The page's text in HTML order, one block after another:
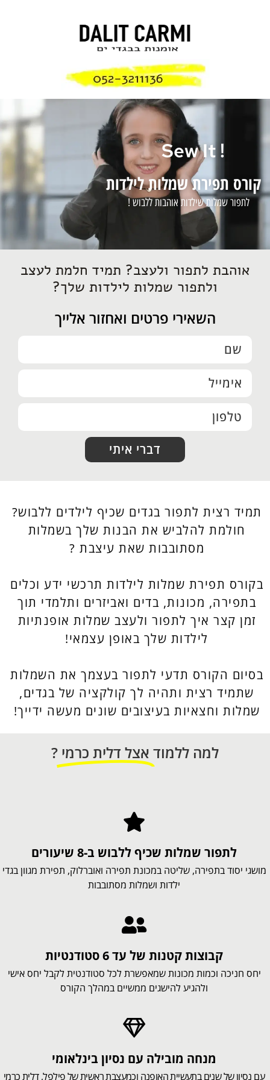
! Sew It
קורס תפירת שמלות לילדות
לתפור שמלות שילדות אוהבות ללבוש !
אוהבת לתפור ולעצב? תמיד חלמת לעצב
ולתפור שמלות לילדות שלך?
השאירי פרטים ואחזור אלייך
דברי איתי
תמיד רצית לתפור בגדים שכיף לילדים ללבוש?
חולמת להלביש את הבנות שלך בשמלות
מסתובבות שאת עיצבת ?
בקורס תפירת שמלות לילדות תרכשי ידע וכלים
בתפירה, מכונות, בדים ואביזרים ותלמדי תוך
זמן קצר איך לתפור ולעצב שמלות אופנתיות
לילדות שלך באופן עצמאי!
בסיום הקורס תדעי לתפור בעצמך את השמלות
שתמיד רצית ותהיה לך קולקציה של בגדים,
שמלות וחצאיות בעיצובים שונים מעשה ידייך!
למה ללמוד אצל דלית כרמי ?
לתפור שמלות שכיף ללבוש ב-8 שיעורים
מושגי יסוד בתפירה, שליטה במכונת תפירה ואוברלוק, תפירת מגוון בגדי
ילדות ושמלות מסתובבות
קבוצות קטנות של עד 6 סטודנטיות
יחס חניכה וכמות מכונות שמאפשרת לכל סטודנטית לקבל יחס אישי
ולהגיע להישגים ממשיים במהלך הקורס
מנחה מובילה עם נסיון בינלאומי
עם נסיון של שנים בתעשיית האופנה וכמעצבת ראשית של פילפל, דלית כרמי